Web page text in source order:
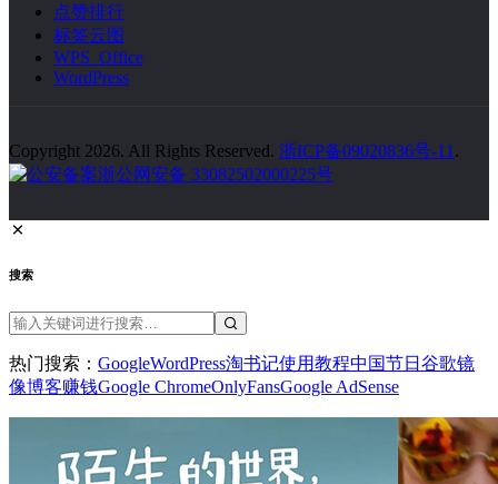
点赞排行
标签云图
WPS Office
WordPress
Copyright 2026. All Rights Reserved. 浙ICP备09020836号-11 .
浙公网安备 33082502000225号
搜索
热门搜索： GoogleWordPress淘书记使用教程中国节日 谷歌镜
像博客赚钱Google ChromeOnlyFansGoogle AdSense